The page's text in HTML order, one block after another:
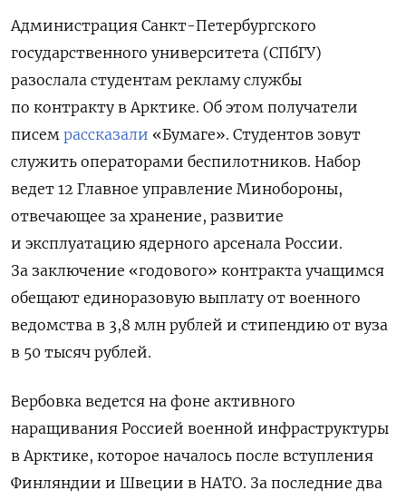
Администрация Санкт-Петербургского
государственного университета (СПбГУ)
разослала студентам рекламу службы
по контракту в Арктике. Об этом получатели
писем рассказали «Бумаге». Студентов зовут
служить операторами беспилотников. Набор
ведет 12 Главное управление Минобороны,
отвечающее за хранение, развитие
и эксплуатацию ядерного арсенала России.
За заключение «годового» контракта учащимся
обещают единоразовую выплату от военного
ведомства в 3,8 млн рублей и стипендию от вуза
в 50 тысяч рублей.
Вербовка ведется на фоне активного
наращивания Россией военной инфраструктуры
в Арктике, которое началось после вступления
Финляндии и Швеции в НАТО. За последние два